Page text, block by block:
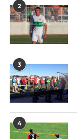
2
3
4